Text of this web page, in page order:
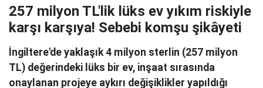
257 milyon TL'lik lüks ev yıkım riskiyle
karşı karşıya! Sebebi komşu şikâyeti
İngiltere'de yaklaşık 4 milyon sterlin (257 milyon
TL) değerindeki lüks bir ev, inşaat sırasında
onaylanan projeye aykırı değişiklikler yapıldığı